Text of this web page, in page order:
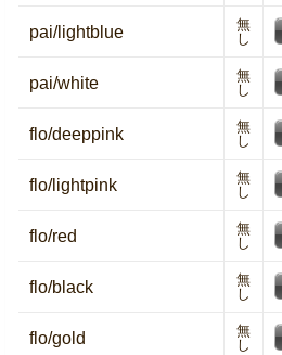
pai/lightblue
無
し
pai/white
無
し
flo/deeppink
無
し
flo/lightpink
無
し
flo/red
無
し
flo/black
無
し
flo/gold
無
し